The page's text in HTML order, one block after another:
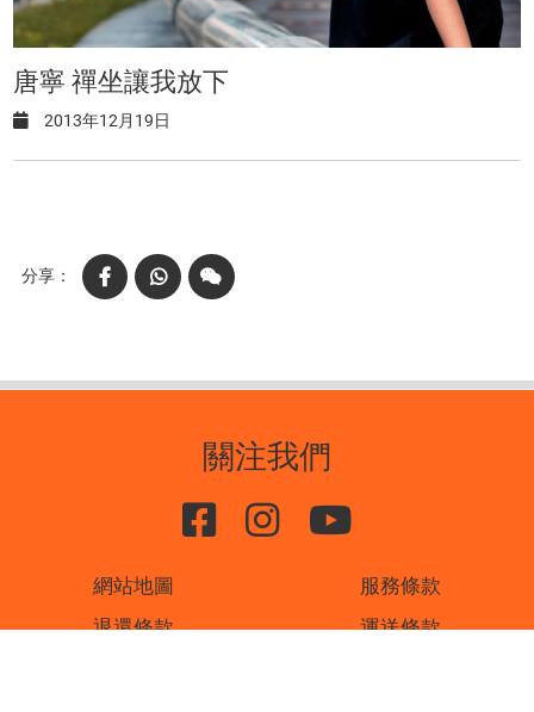
唐寧 禪坐讓我放下
2013年12月19日
FacebookWhatsAppWeChat
關注我們
網站地圖
服務條款
退還條款
運送條款